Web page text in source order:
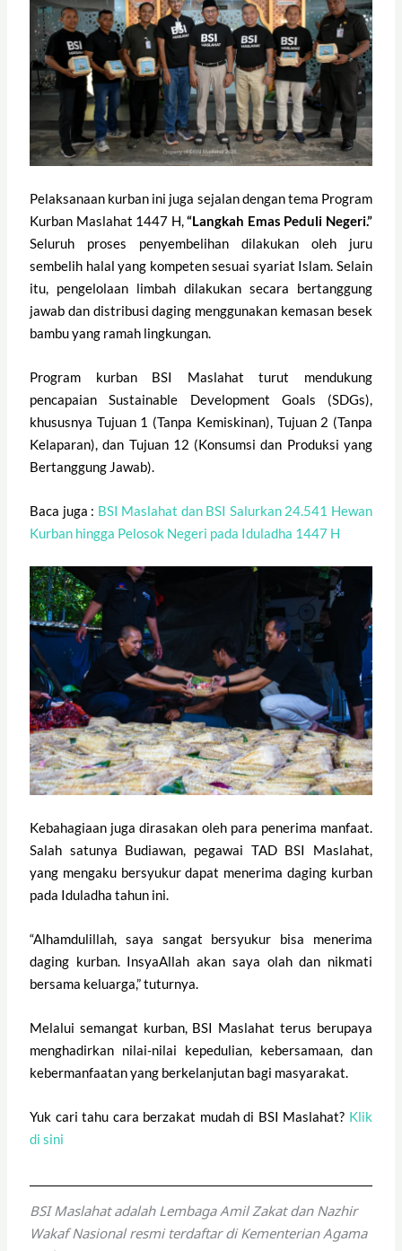
Pelaksanaan kurban ini juga sejalan dengan tema Program
Kurban Maslahat 1447 H,“Langkah Emas Peduli Negeri.”
Seluruh proses penyembelihan dilakukan oleh juru
sembelih halal yang kompeten sesuai syariat Islam. Selain
itu, pengelolaan limbah dilakukan secara bertanggung
jawab dan distribusi daging menggunakan kemasan besek
bambu yang ramah lingkungan.
Program kurban BSI Maslahat turut mendukung
pencapaian Sustainable Development Goals (SDGs),
khususnya Tujuan 1 (Tanpa Kemiskinan), Tujuan 2 (Tanpa
Kelaparan), dan Tujuan 12 (Konsumsi dan Produksi yang
Bertanggung Jawab).
Baca juga : BSI Maslahat dan BSI Salurkan 24.541 Hewan
Kurban hingga Pelosok Negeri pada Iduladha 1447 H
Kebahagiaan juga dirasakan oleh para penerima manfaat.
Salah satunya Budiawan, pegawai TAD BSI Maslahat,
yang mengaku bersyukur dapat menerima daging kurban
pada Iduladha tahun ini.
“Alhamdulillah, saya sangat bersyukur bisa menerima
daging kurban. InsyaAllah akan saya olah dan nikmati
bersama keluarga,” tuturnya.
Melalui semangat kurban, BSI Maslahat terus berupaya
menghadirkan nilai-nilai kepedulian, kebersamaan, dan
kebermanfaatan yang berkelanjutan bagi masyarakat.
Yuk cari tahu cara berzakat mudah di BSI Maslahat? Klik
di sini
BSI Maslahat adalah Lembaga Amil Zakat dan Nazhir
Wakaf Nasional resmi terdaftar di Kementerian Agama